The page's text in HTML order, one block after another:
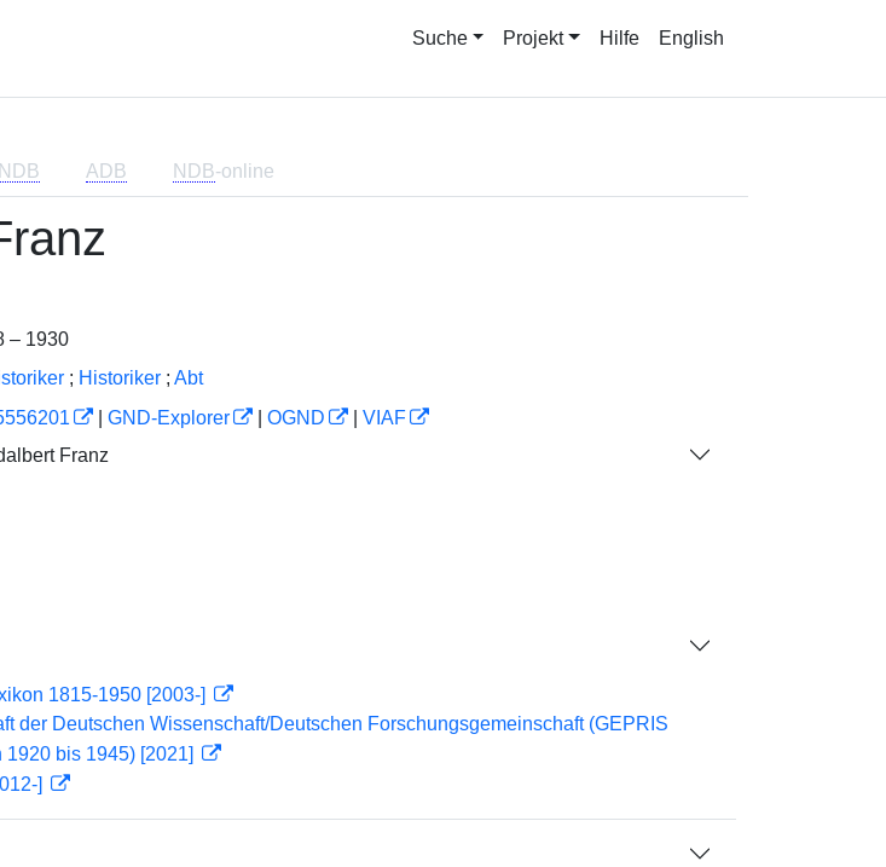
Suche Projekt Hilfe English
NDB ADB NDB-online
– 1930
; Historiker ; Abt
GND-Explorer OGND
VIAF
Franz
1815-1950 [2003-]
der Deutschen Wissenschaft/Deutschen Forschungsgemeinschaft (GEPRIS
bis 1945) [2021]
]